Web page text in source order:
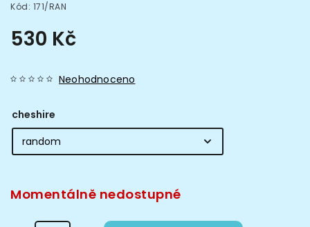
Kód: 171/RAN
530 Kč
Neohodnoceno
cheshire
Momentálně nedostupné